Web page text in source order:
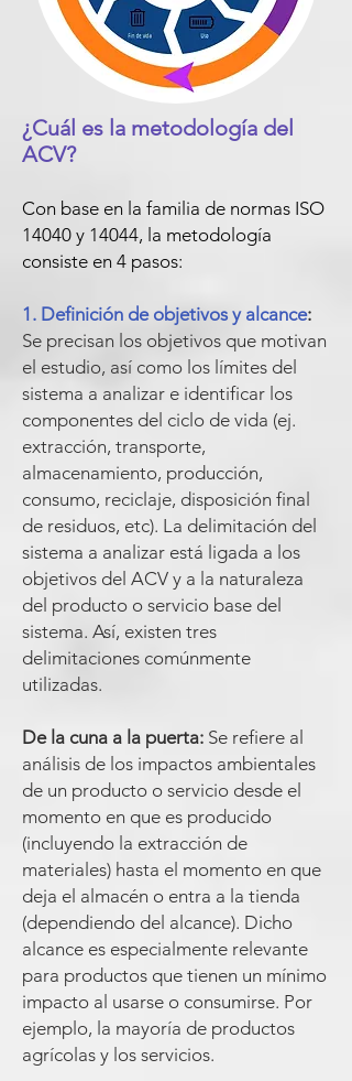
¿Cuál es la metodología del
ACV?
Con base en la familia de normas ISO
14040 y 14044, la metodología
consiste en 4 pasos:
1. Definición de objetivos y alcance:
Se precisan los objetivos que motivan
el estudio, así como los límites del
sistema a analizar e identificar los
componentes del ciclo de vida (ej.
extracción, transporte,
almacenamiento, producción,
consumo, reciclaje, disposición final
de residuos, etc). La delimitación del
sistema a analizar está ligada a los
objetivos del ACV y a la naturaleza
del producto o servicio base del
sistema. Así, existen tres
delimitaciones comúnmente
utilizadas.
De la cuna a la puerta: Se refiere al
análisis de los impactos ambientales
de un producto o servicio desde el
momento en que es producido
(incluyendo la extracción de
materiales) hasta el momento en que
deja el almacén o entra a la tienda
(dependiendo del alcance). Dicho
alcance es especialmente relevante
para productos que tienen un mínimo
impacto al usarse o consumirse. Por
ejemplo, la mayoría de productos
agrícolas y los servicios.